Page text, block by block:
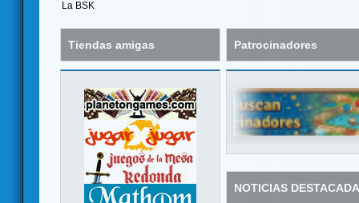
La BSK
Tiendas amigas Patrocinadores
NOTICIAS